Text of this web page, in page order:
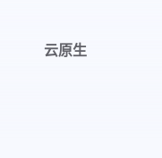
云原生